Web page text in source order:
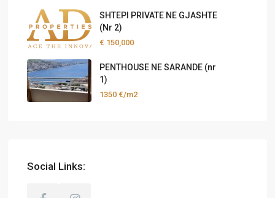
SHTEPI PRIVATE NE GJASHTE
(Nr 2)
€ 150,000
PENTHOUSE NE SARANDE (nr
1)
1350 €/m2
Social Links: